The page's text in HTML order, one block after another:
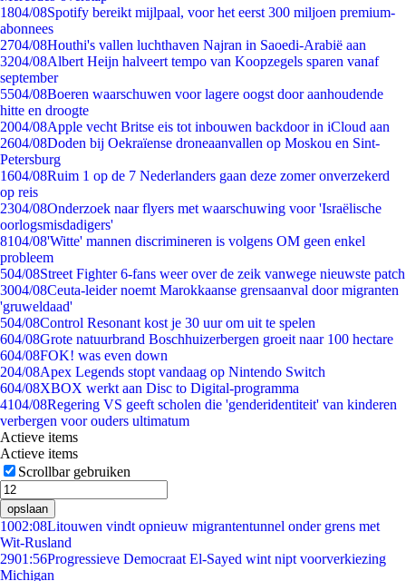
1804/08Spotify bereikt mijlpaal, voor het eerst 300 miljoen premium-
abonnees
2704/08Houthi's vallen luchthaven Najran in Saoedi-Arabië aan
3204/08Albert Heijn halveert tempo van Koopzegels sparen vanaf
september
5504/08Boeren waarschuwen voor lagere oogst door aanhoudende
hitte en droogte
2004/08Apple vecht Britse eis tot inbouwen backdoor in iCloud aan
2604/08Doden bij Oekraïense droneaanvallen op Moskou en Sint-
Petersburg
1604/08Ruim 1 op de 7 Nederlanders gaan deze zomer onverzekerd
op reis
2304/08Onderzoek naar flyers met waarschuwing voor 'Israëlische
oorlogsmisdadigers'
8104/08'Witte' mannen discrimineren is volgens OM geen enkel
probleem
504/08Street Fighter 6-fans weer over de zeik vanwege nieuwste patch
3004/08Ceuta-leider noemt Marokkaanse grensaanval door migranten
'gruweldaad'
504/08Control Resonant kost je 30 uur om uit te spelen
604/08Grote natuurbrand Boschhuizerbergen groeit naar 100 hectare
604/08FOK! was even down
204/08Apex Legends stopt vandaag op Nintendo Switch
604/08XBOX werkt aan Disc to Digital-programma
4104/08Regering VS geeft scholen die 'genderidentiteit' van kinderen
verbergen voor ouders ultimatum
Actieve items
Actieve items
Scrollbar gebruiken
opslaan
1002:08Litouwen vindt opnieuw migrantentunnel onder grens met
Wit-Rusland
2901:56Progressieve Democraat El-Sayed wint nipt voorverkiezing
Michigan